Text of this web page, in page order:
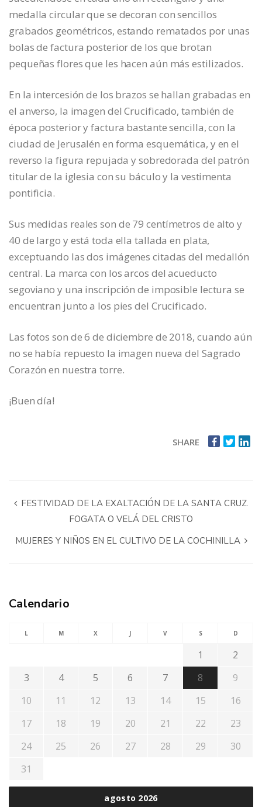
medalla circular que se decoran con sencillos
grabados geométricos, estando rematados por unas
bolas de factura posterior de los que brotan
pequeñas flores que les hacen aún más estilizados.
En la intercesión de los brazos se hallan grabadas en
el anverso, la imagen del Crucificado, también de
época posterior y factura bastante sencilla, con la
ciudad de Jerusalén en forma esquemática, y en el
reverso la figura repujada y sobredorada del patrón
titular de la iglesia con su báculo y la vestimenta
pontificia.
Sus medidas reales son de 79 centímetros de alto y
40 de largo y está toda ella tallada en plata,
exceptuando las dos imágenes citadas del medallón
central. La marca con los arcos del acueducto
segoviano y una inscripción de imposible lectura se
encuentran junto a los pies del Crucificado.
Las fotos son de 6 de diciembre de 2018, cuando aún
no se había repuesto la imagen nueva del Sagrado
Corazón en nuestra torre.
¡Buen día!
SHARE
FESTIVIDAD DE LA EXALTACIÓN DE LA SANTA CRUZ.
FOGATA O VELÁ DEL CRISTO
MUJERES Y NIÑOS EN EL CULTIVO DE LA COCHINILLA
Calendario
agosto 2026
L M X J V S D
1
2
3
4 5 6 7 8
9
10
11 12 13 14 15
16
17
18 19 20 21 22
23
24
25 26 27 28 29
30
31